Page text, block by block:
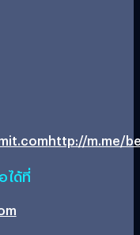
http://m.me/
ได้ที่